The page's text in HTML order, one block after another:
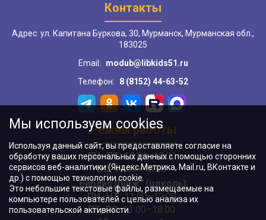
Контакты
Адрес: ул. Капитана Буркова, 30, Мурманск, Мурманская обл.,
183025
Email:
modub@libkids51.ru
Телефон:
8 (8152) 44-63-52
Режим работы
ПН–ПТ:10:00–18:00
ВС:11:00–18:00
"БиблиоДвиж" (цоколь):
ПН–ЧТ:11:00–19:00
ПТ, ВС:11:00–18:00
Мы используем cookies
Используя данный сайт, вы предоставляете согласие на
обработку ваших персональных данных с помощью сторонних
сервисов веб-аналитики (Яндекс.Метрика, Mail.ru, ВКонтакте и
др.) с помощью технологии cookie.
Это небольшие текстовые файлы, размещаемые на
компьютере пользователей с целью анализа их
пользовательской активности.